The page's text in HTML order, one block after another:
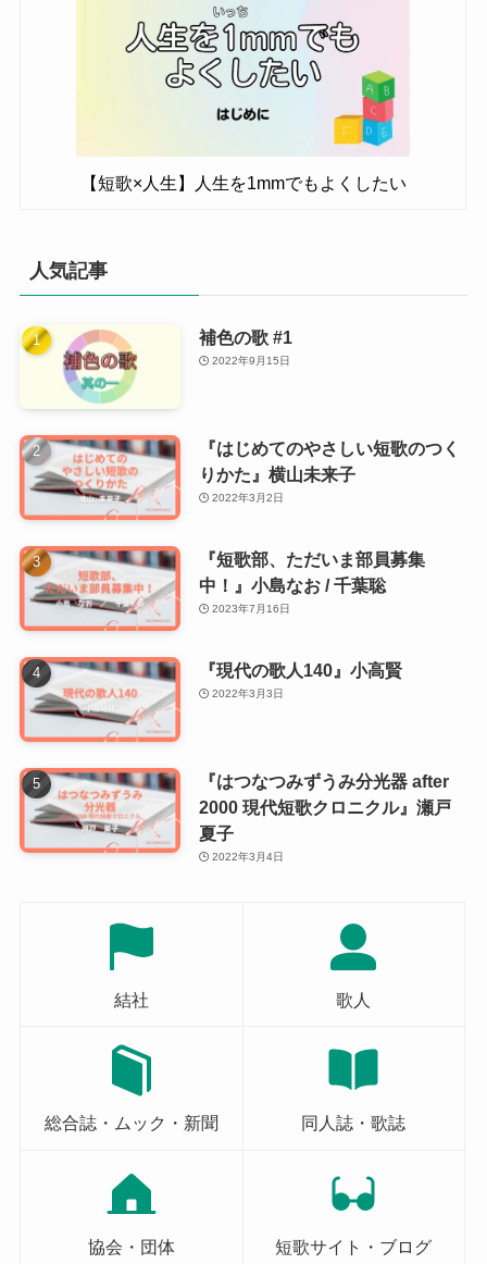
【短歌×人生】人生を1mmでもよくしたい
人気記事
補色の歌 #1
2022年9月15日
『はじめてのやさしい短歌のつく
りかた』横山未来子
2022年3月2日
『短歌部、ただいま部員募集
中！』小島なお / 千葉聡
2023年7月16日
『現代の歌人140』小高賢
2022年3月3日
『はつなつみずうみ分光器 after
2000 現代短歌クロニクル』瀬戸
夏子
2022年3月4日
結社 歌人
総合誌・ムック・新聞 同人誌・歌誌
協会・団体 短歌サイト・ブログ